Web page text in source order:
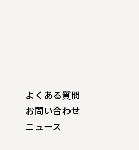
よくある質問
お問い合わせ
ニュース